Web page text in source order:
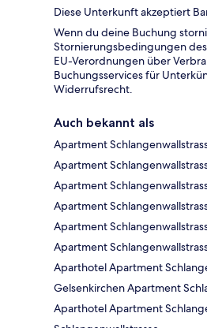
Diese Unterkunft akzeptiert
Wenn du deine Buchung
Stornierungsbedingungen
EU-Verordnungen über
Buchungsservices für
Widerrufsrecht.
Auch bekannt als
Apartment
Apartment
Apartment
Apartment
Apartment
Apartment
Aparthotel Apartment
Gelsenkirchen Apartment
Aparthotel Apartment